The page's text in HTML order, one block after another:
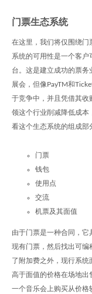
门票生态系统
在这里，我们将仅围绕门
系统的可用性是一个客
台。这是建立成功的票
展会，但像PayTM和
于竞争中，并且凭借其收
领这个行业削减降低成本
看这个生态系统的组成部
门票
钱包
使用点
交流
机票及其面值
由于门票是一种合同，
现有门票，然后找出可编
了附加费之外，现行系统
高于面值的价格在场地出
一个音乐会上购买从价格